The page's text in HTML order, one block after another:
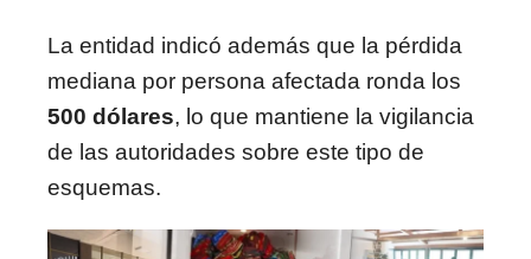
La entidad indicó además que la pérdida
mediana por persona afectada ronda los
500 dólares, lo que mantiene la vigilancia
de las autoridades sobre este tipo de
esquemas.